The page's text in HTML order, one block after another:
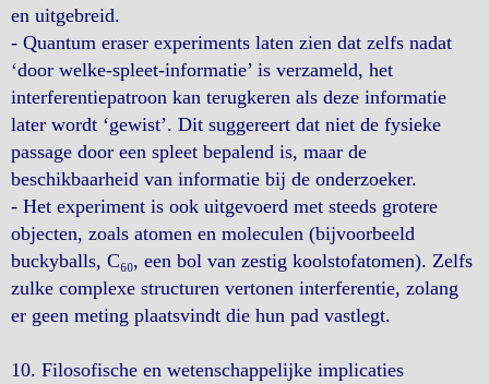
en uitgebreid.
- Quantum eraser experiments laten zien dat zelfs nadat
‘door welke-spleet-informatie’ is verzameld, het
interferentiepatroon kan terugkeren als deze informatie
later wordt ‘gewist’. Dit suggereert dat niet de fysieke
passage door een spleet bepalend is, maar de
beschikbaarheid van informatie bij de onderzoeker.
- Het experiment is ook uitgevoerd met steeds grotere
objecten, zoals atomen en moleculen (bijvoorbeeld
buckyballs, C₆₀, een bol van zestig koolstofatomen). Zelfs
zulke complexe structuren vertonen interferentie, zolang
er geen meting plaatsvindt die hun pad vastlegt.
10. Filosofische en wetenschappelijke implicaties